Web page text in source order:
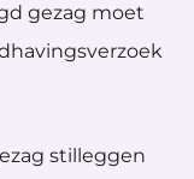
gezag moet
stilleggen